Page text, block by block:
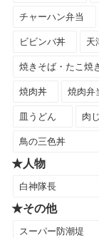
チャーハン弁当
ビビンバ丼 天
焼きそば・たこ焼
焼肉丼 焼肉弁
皿うどん 肉
鳥の三色丼
★人物
白神隊長
★その他
スーパー防潮堤